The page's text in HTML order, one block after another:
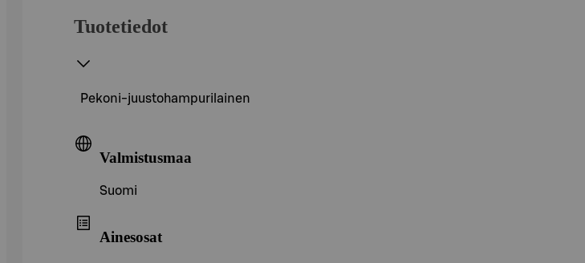
Tuotetiedot
Pekoni-juustohampurilainen
Valmistusmaa
Suomi
Ainesosat